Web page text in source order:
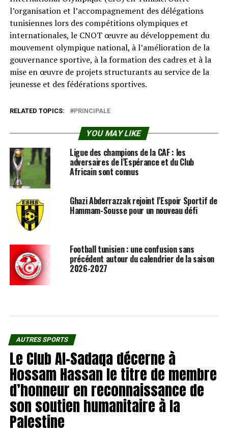
l’organisation et l’accompagnement des délégations
tunisiennes lors des compétitions olympiques et
internationales, le CNOT œuvre au développement du
mouvement olympique national, à l’amélioration de la
gouvernance sportive, à la formation des cadres et à la
mise en œuvre de projets structurants au service de la
jeunesse et des fédérations sportives.
RELATED TOPICS: PRINCIPALE
YOU MAY LIKE
Ligue des champions de la CAF : les
adversaires de l’Espérance et du Club
Africain sont connus
Ghazi Abderrazzak rejoint l’Espoir Sportif de
Hammam-Sousse pour un nouveau défi
Football tunisien : une confusion sans
précédent autour du calendrier de la saison
2026-2027
AUTRES SPORTS
Le Club Al-Sadaqa décerne à
Hossam Hassan le titre de membre
d’honneur en reconnaissance de
son soutien humanitaire à la
Palestine